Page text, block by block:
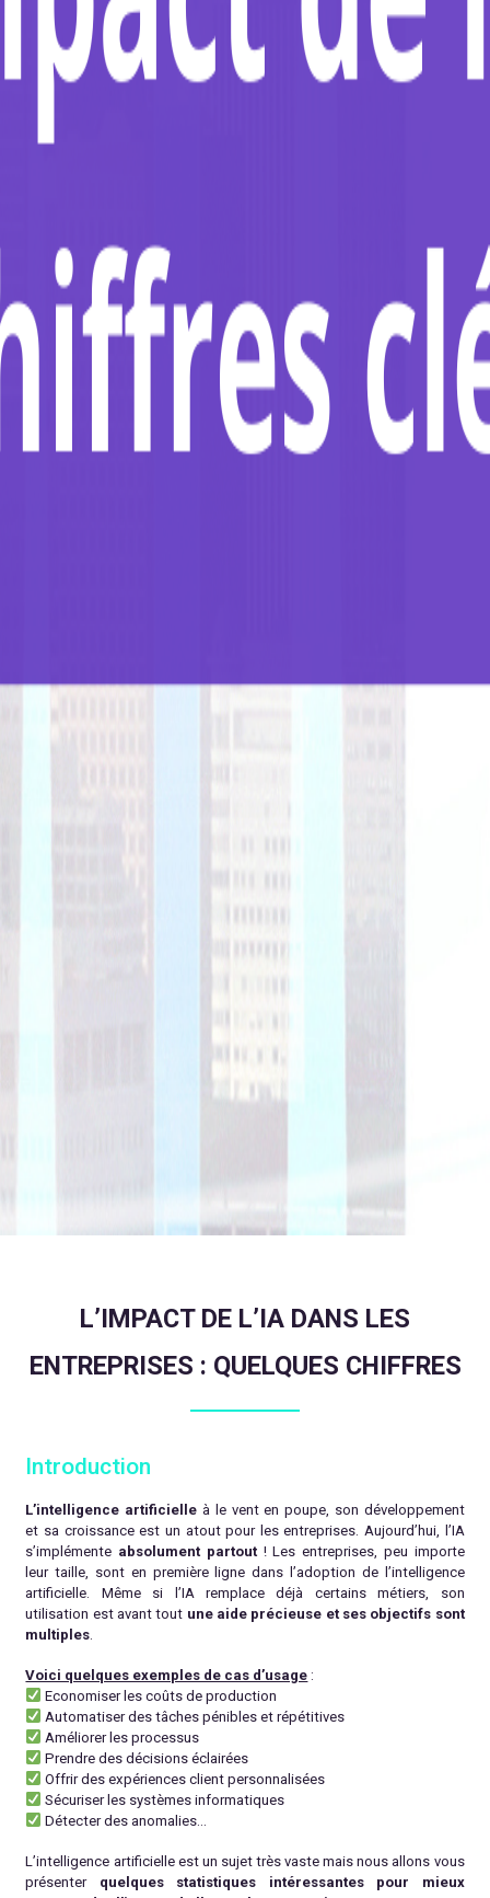
L’IMPACT DE L’IA DANS LES
ENTREPRISES : QUELQUES CHIFFRES
Introduction
L’intelligence artificielle à le vent en poupe, son développement
et sa croissance est un atout pour les entreprises. Aujourd’hui, l’IA
s’implémente absolument partout ! Les entreprises, peu importe
leur taille, sont en première ligne dans l’adoption de l’intelligence
artificielle. Même si l’IA remplace déjà certains métiers, son
utilisation est avant tout une aide précieuse et ses objectifs sont
multiples
Voici quelques exemples de cas d’usage :
Economiser les coûts de production
Automatiser des tâches pénibles et répétitives
Améliorer les processus
Prendre des décisions éclairées
Offrir des expériences client personnalisées
Sécuriser les systèmes informatiques
Détecter des anomalies…
L’intelligence artificielle est un sujet très vaste mais nous allons vous
présenter quelques statistiques intéressantes pour mieux